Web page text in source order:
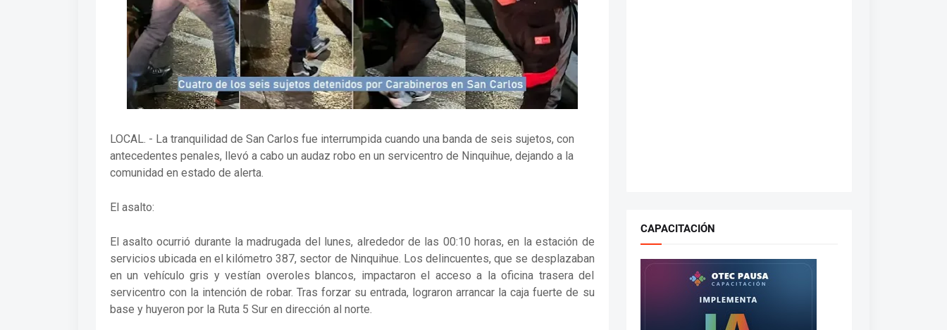
LOCAL. - La tranquilidad de San Carlos fue interrumpida cuando una banda de seis sujetos, con
antecedentes penales, llevó a cabo un audaz robo en un servicentro de Ninquihue, dejando a la
comunidad en estado de alerta.
El asalto:
El asalto ocurrió durante la madrugada del lunes, alrededor de las 00:10 horas, en la estación de
servicios ubicada en el kilómetro 387, sector de Ninquihue. Los delincuentes, que se desplazaban
en un vehículo gris y vestían overoles blancos, impactaron el acceso a la oficina trasera del
servicentro con la intención de robar. Tras forzar su entrada, lograron arrancar la caja fuerte de su
base y huyeron por la Ruta 5 Sur en dirección al norte.
CAPACITACIÓN